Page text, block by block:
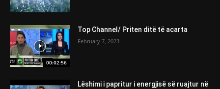
00:02:56
Top Channel/ Priten ditë të acarta
February 7, 2023
Lëshimi i papritur i energjisë së ruajtur në